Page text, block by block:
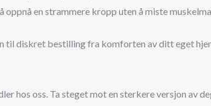
en strammere kropp uten å miste
til diskret bestilling fra komforten av ditt eget
hos oss. Ta steget mot en sterkere versjon av